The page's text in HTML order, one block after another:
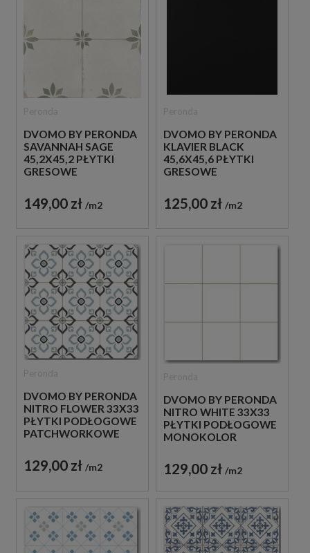
DVOMO BY PERONDA
SAVANNAH SAGE
45,2X45,2 PŁYTKI
GRESOWE
149,00 zł m2
DVOMO BY PERONDA
KLAVIER BLACK
45,6X45,6 PŁYTKI
GRESOWE
125,00 zł m2
DVOMO BY PERONDA
NITRO FLOWER 33X33
PŁYTKI PODŁOGOWE
PATCHWORKOWE
129,00 zł m2
DVOMO BY PERONDA
NITRO WHITE 33X33
PŁYTKI PODŁOGOWE
MONOKOLOR
129,00 zł m2